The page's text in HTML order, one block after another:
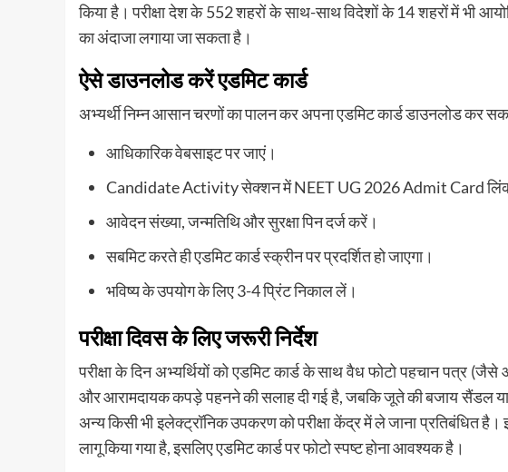
किया है। परीक्षा देश के 552 शहरों के साथ-साथ विदेशों के 14 शहरों में भी
का अंदाजा लगाया जा सकता है।
ऐसे डाउनलोड करें एडमिट कार्ड
अभ्यर्थी निम्न आसान चरणों का पालन कर अपना एडमिट कार्ड डाउनलोड कर
आधिकारिक वेबसाइट पर जाएं।
Candidate Activity सेक्शन में NEET UG 2026 Admit Card
आवेदन संख्या, जन्मतिथि और सुरक्षा पिन दर्ज करें।
सबमिट करते ही एडमिट कार्ड स्क्रीन पर प्रदर्शित हो जाएगा।
भविष्य के उपयोग के लिए 3-4 प्रिंट निकाल लें।
परीक्षा दिवस के लिए जरूरी निर्देश
परीक्षा के दिन अभ्यर्थियों को एडमिट कार्ड के साथ वैध फोटो पहचान पत्र (जैसे
और आरामदायक कपड़े पहनने की सलाह दी गई है, जबकि जूते की बजाय सैंडल या
अन्य किसी भी इलेक्ट्रॉनिक उपकरण को परीक्षा केंद्र में ले जाना प्रतिबंधित है।
लागू किया गया है, इसलिए एडमिट कार्ड पर फोटो स्पष्ट होना आवश्यक है।